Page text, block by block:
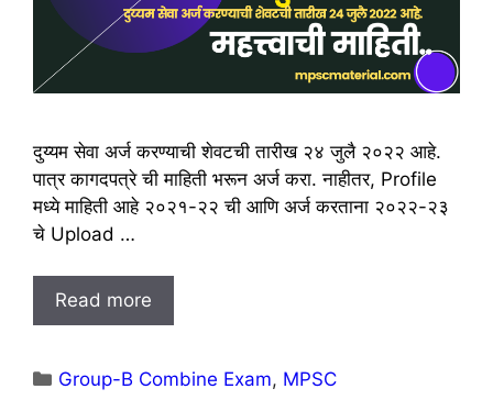
दुय्यम सेवा अर्ज करण्याची शेवटची तारीख २४ जुलै २०२२ आहे.
पात्र कागदपत्रे ची माहिती भरून अर्ज करा. नाहीतर, Profile
मध्ये माहिती आहे २०२१-२२ ची आणि अर्ज करताना २०२२-२३
चे Upload …
Read more
Categories
Group-B Combine Exam, MPSC